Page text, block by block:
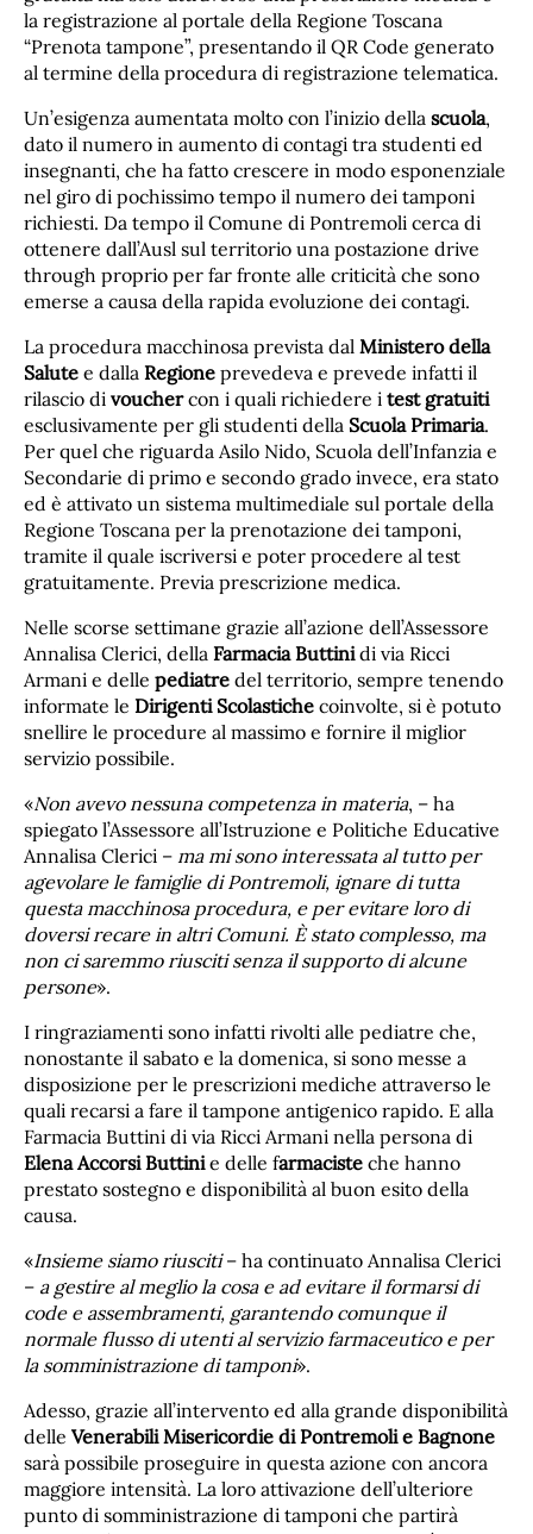
la registrazione al portale della Regione Toscana
“Prenota tampone”, presentando il QR Code generato
al termine della procedura di registrazione telematica.
Un’esigenza aumentata molto con l’inizio della scuola,
dato il numero in aumento di contagi tra studenti ed
insegnanti, che ha fatto crescere in modo esponenziale
nel giro di pochissimo tempo il numero dei tamponi
richiesti. Da tempo il Comune di Pontremoli cerca di
ottenere dall’Ausl sul territorio una postazione drive
through proprio per far fronte alle criticità che sono
emerse a causa della rapida evoluzione dei contagi.
La procedura macchinosa prevista dal Ministero della
Salute e dalla Regione prevedeva e prevede infatti il
rilascio di vouchercon i quali richiedere i test gratuiti
esclusivamente per gli studenti della Scuola Primaria.
Per quel che riguarda Asilo Nido, Scuola dell’Infanzia e
Secondarie di primo e secondo grado invece, era stato
ed è attivato un sistema multimediale sul portale della
Regione Toscana per la prenotazione dei tamponi,
tramite il quale iscriversi e poter procedere al test
gratuitamente. Previa prescrizione medica.
Nelle scorse settimane grazie all’azione dell’Assessore
Annalisa Clerici, della Farmacia Buttinidi via Ricci
Armani e delle pediatre del territorio, sempre tenendo
informate le Dirigenti Scolastiche coinvolte, si è potuto
snellire le procedure al massimo e fornire il miglior
servizio possibile.
«Non avevo nessuna competenza in materia, – ha
spiegato l’Assessore all’Istruzione e Politiche Educative
Annalisa Clerici – ma mi sono interessata al tutto per
agevolare le famiglie di Pontremoli, ignare di tutta
questa macchinosa procedura, e per evitare loro di
doversi recare in altri Comuni. È stato complesso, ma
non ci saremmo riusciti senza il supporto di alcune
persone».
I ringraziamenti sono infatti rivolti alle pediatre che,
nonostante il sabato e la domenica, si sono messe a
disposizione per le prescrizioni mediche attraverso le
quali recarsi a fare il tampone antigenico rapido. E alla
Farmacia Buttini di via Ricci Armani nella persona di
Elena Accorsi Buttinie delle farmaciste che hanno
prestato sostegno e disponibilità al buon esito della
causa.
«Insieme siamo riusciti– ha continuato Annalisa Clerici
– a gestire al meglio la cosa e ad evitare il formarsi di
code e assembramenti, garantendo comunque il
normale flusso di utenti al servizio farmaceutico e per
la somministrazione di tamponi».
Adesso, grazie all’intervento ed alla grande disponibilità
delle Venerabili Misericordie di Pontremoli e Bagnone
sarà possibile proseguire in questa azione con ancora
maggiore intensità. La loro attivazione dell’ulteriore
punto di somministrazione di tamponi che partirà